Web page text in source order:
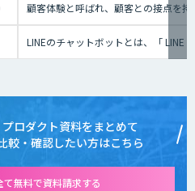
顧客体験と呼ばれ、顧客との接点を
LINEのチャットボットとは、「 LINE
プロダクト資料をまとめて
較・確認したい方はこちら
て無料で資料請求する